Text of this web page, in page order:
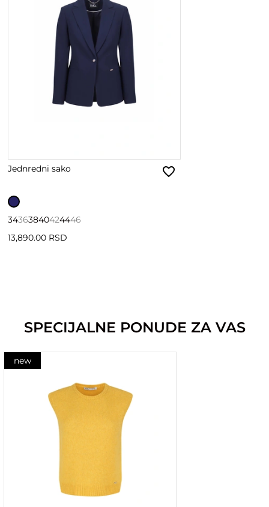
Jednredni sako
34363840424446
13,890.00 RSD
SPECIJALNE PONUDE ZA VAS
new